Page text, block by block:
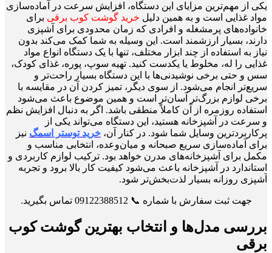
یکی از مهم‌ترین مزایای این دستگاه، افزایش سرعت در آماده‌سازی
مواد غذایی است و به همین دلیل خرید گوشت کوب برقی برای
خانواده‌های پرمشغله و افرادی که زمان محدودی برای آشپزی
دارند، بسیار ارزشمند است. این وسیله به شما کمک می‌کند بدون
نیاز به استفاده از چند ابزار مختلف، تنها با یک دستگاه انواع مواد
غذایی را له، مخلوط یا یکدست کنید. تهیه سوپ، پوره، غذای کودک،
سس و حتی برخی نوشیدنی‌ها با این دستگاه بسیار راحت‌تر و
سریع‌تر انجام می‌شود. از سوی دیگر، تمیز کردن آن در مقایسه با
برخی لوازم بزرگ‌تر آسان‌تر است و همین موضوع باعث می‌شود
استفاده روزمره از آن کاملاً منطقی باشد. اگر به دنبال افزایش نظم
و سرعت در آشپزخانه هستید، این دستگاه می‌تواند یکی از
پرکاربردترین وسایل شما شود. در کنار آن، خرید توستر اسمگ نیز
برای آماده‌سازی سریع صبحانه و میان‌وعده، انتخابی مناسب و
مکمل برای آشپزخانه‌های مدرن خواهد بود. ترکیب لوازم کاربردی و
استاندارد در آشپزخانه باعث می‌شود کیفیت کار بالا برود و تجربه
آشپزی روزانه بسیار لذت‌بخش‌تر شود.
جهت ثبت سفارش با شماره 📞 09122388512 تماس بگیرید.
بررسی مدل‌ها و انتخاب بهترین گوشت کوب
برقی